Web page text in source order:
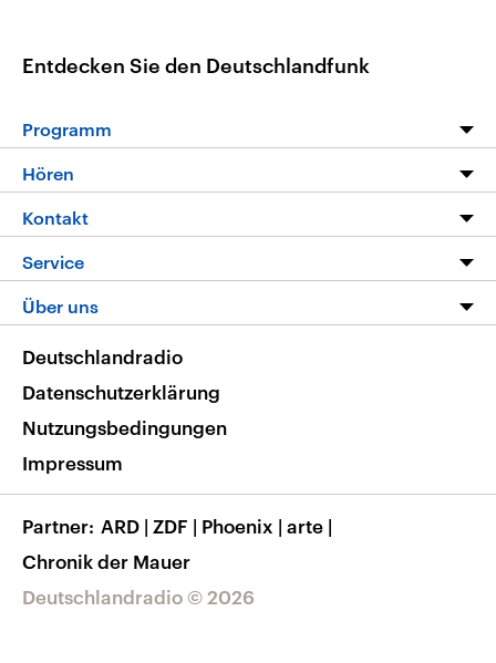
Entdecken Sie den Deutschlandfunk
Programm
Programm
Die Nachrichten
Nachrichtenleicht
Neue Beiträge auf dlf.de
Hören
Livestream
Podcasts
Deutschlandfunk App
Nachrichten App
Frequenzen
Kontakt
Hörerservice
Service
FAQ
Veranstaltungen
Musikliste
RSS
Über uns
Barrierefreiheit
Deutschlandradio © 2026
Deutschlandradio
Datenschutzerklärung
Nutzungsbedingungen
Impressum
Partner ARD | ZDF | Phoenix | arte |
Chronik der Mauer